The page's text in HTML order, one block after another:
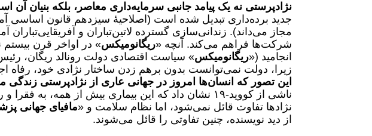
نژادپرستی نه یک پیامد جانبی سرمایه‌داری معاصر، بلکه بنیان آن
جدید برده‌داری تبدیل شده است (اصلاحیۀ سیزدهم قانون اساسی
مجاز می‌داند). زندانی‌سازی گسترده لاتین‌تباران و آفریقایی‌تباران
شرکت‌ها فراهم می‌کند. آنچه «ریگانومیکس» در اواخر قرن بیستم
انجامید («ریگانومیکس
زیرا، دولت نمی‌توانست بدون برهم زدن ساختار نژادی خود، رفاه
این تصور که انسان‌ها امروز در جهانی عاری از نژادپرستی
ناشی از کووید-۱۹ نشان داد که این بیماری بیش از
نژادها تفاوت قائل نمی‌شود، اما نظام سلامت و «مافیای جهانی
از دید نویسنده، چنین تفاوتی را قائل می‌شوند.